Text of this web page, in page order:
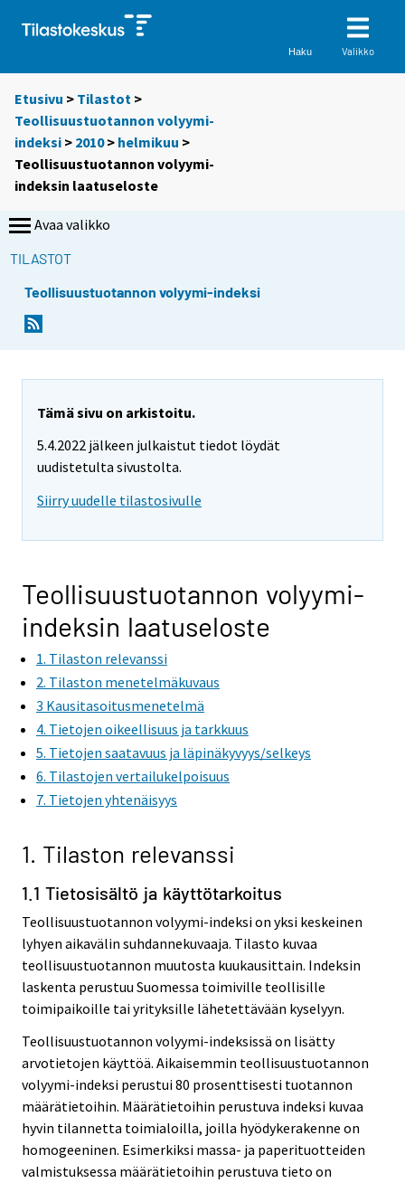
Haku Valikko
Etusivu > Tilastot >
Teollisuustuotannon volyymi-
indeksi > 2010> helmikuu >
Teollisuustuotannon volyymi-
indeksin laatuseloste
Avaa valikko
TILASTOT
Teollisuustuotannon volyymi-indeksi
Tämä sivu on arkistoitu.
5.4.2022 jälkeen julkaistut tiedot löydät
uudistetulta sivustolta.
Siirry uudelle tilastosivulle
Teollisuustuotannon volyymi-
indeksin laatuseloste
1. Tilaston relevanssi
2. Tilaston menetelmäkuvaus
3 Kausitasoitusmenetelmä
4. Tietojen oikeellisuus ja tarkkuus
5. Tietojen saatavuus ja läpinäkyvyys/selkeys
6. Tilastojen vertailukelpoisuus
7. Tietojen yhtenäisyys
1. Tilaston relevanssi
1.1 Tietosisältö ja käyttötarkoitus
Teollisuustuotannon volyymi-indeksi on yksi keskeinen
lyhyen aikavälin suhdannekuvaaja. Tilasto kuvaa
teollisuustuotannon muutosta kuukausittain. Indeksin
laskenta perustuu Suomessa toimiville teollisille
toimipaikoille tai yrityksille lähetettävään kyselyyn.
Teollisuustuotannon volyymi-indeksissä on lisätty
arvotietojen käyttöä. Aikaisemmin teollisuustuotannon
volyymi-indeksi perustui 80 prosenttisesti tuotannon
määrätietoihin. Määrätietoihin perustuva indeksi kuvaa
hyvin tilannetta toimialoilla, joilla hyödykerakenne on
homogeeninen. Esimerkiksi massa- ja paperituotteiden
valmistuksessa määrätietoihin perustuva tieto on